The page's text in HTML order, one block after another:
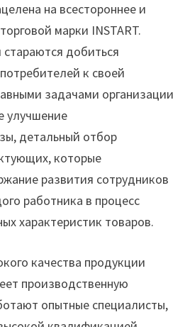
на всестороннее и
марки INSTART.
добиться
к своей
задачами организации
улучшение
детальный отбор
которые
развития сотрудников
работника в процесс
характеристик товаров.
качества продукции
производственную
опытные специалисты,